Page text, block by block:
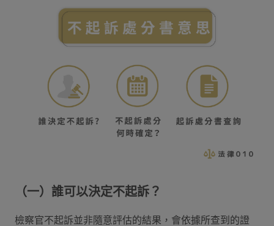
（一）誰可以決定不起訴？
檢察官不起訴並非隨意評估的結果，會依據所查到的證